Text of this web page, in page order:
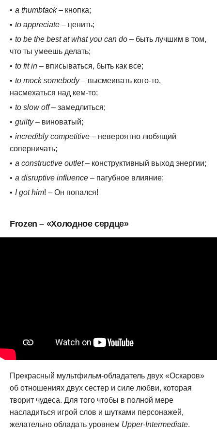
a thumbtack– кнопка;
to appreciate – ценить;
to be the best at what you can do – быть лучшим в том,
что ты умеешь делать;
to fit in – вписываться, быть как все;
to mock somebody– высмеивать кого-то,
насмехаться над кем-то;
to slow off– замедлиться;
guilty– виноватый;
incredibly competitive – невероятно любящий
соперничать;
a constructive outlet– конструктивный выход энергии;
a disruptive influence – пагубное влияние;
I got him! – Он попался!
Frozen – «Холодное сердце»
Прекрасный мультфильм-обладатель двух «Оскаров»
об отношениях двух сестер и силе любви, которая
творит чудеса. Для того чтобы в полной мере
насладиться игрой слов и шутками персонажей,
желательно обладать уровнем Upper-Intermediate.